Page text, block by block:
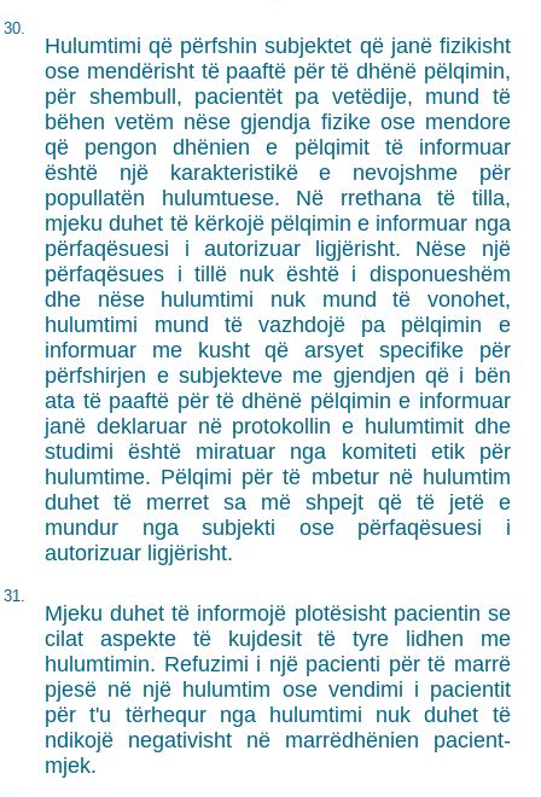
30.
Hulumtimi që përfshin subjektet që janë fizikisht
ose mendërisht të paaftë për të dhënë pëlqimin,
për shembull, pacientët pa vetëdije, mund të
bëhen vetëm nëse gjendja fizike ose mendore
që pengon dhënien e pëlqimit të informuar
është një karakteristikë e nevojshme për
popullatën hulumtuese. Në rrethana të tilla,
mjeku duhet të kërkojë pëlqimin e informuar nga
përfaqësuesi i autorizuar ligjërisht. Nëse një
përfaqësues i tillë nuk është i disponueshëm
dhe nëse hulumtimi nuk mund të vonohet,
hulumtimi mund të vazhdojë pa pëlqimin e
informuar me kusht që arsyet specifike për
përfshirjen e subjekteve me gjendjen që i bën
ata të paaftë për të dhënë pëlqimin e informuar
janë deklaruar në protokollin e hulumtimit dhe
studimi është miratuar nga komiteti etik për
hulumtime. Pëlqimi për të mbetur në hulumtim
duhet të merret sa më shpejt që të jetë e
mundur nga subjekti ose përfaqësuesi i
autorizuar ligjërisht.
31.
Mjeku duhet të informojë plotësisht pacientin se
cilat aspekte të kujdesit të tyre lidhen me
hulumtimin. Refuzimi i një pacienti për të marrë
pjesë në një hulumtim ose vendimi i pacientit
për t'u tërhequr nga hulumtimi nuk duhet të
ndikojë negativisht në marrëdhënien pacient-
mjek.